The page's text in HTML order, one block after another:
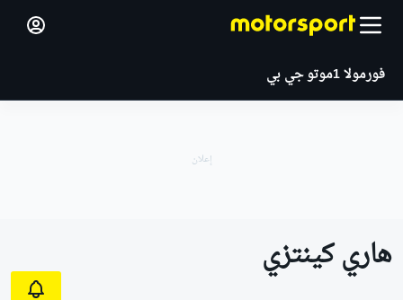
فورمولا 1 موتو جي بي
هاري كينتزي